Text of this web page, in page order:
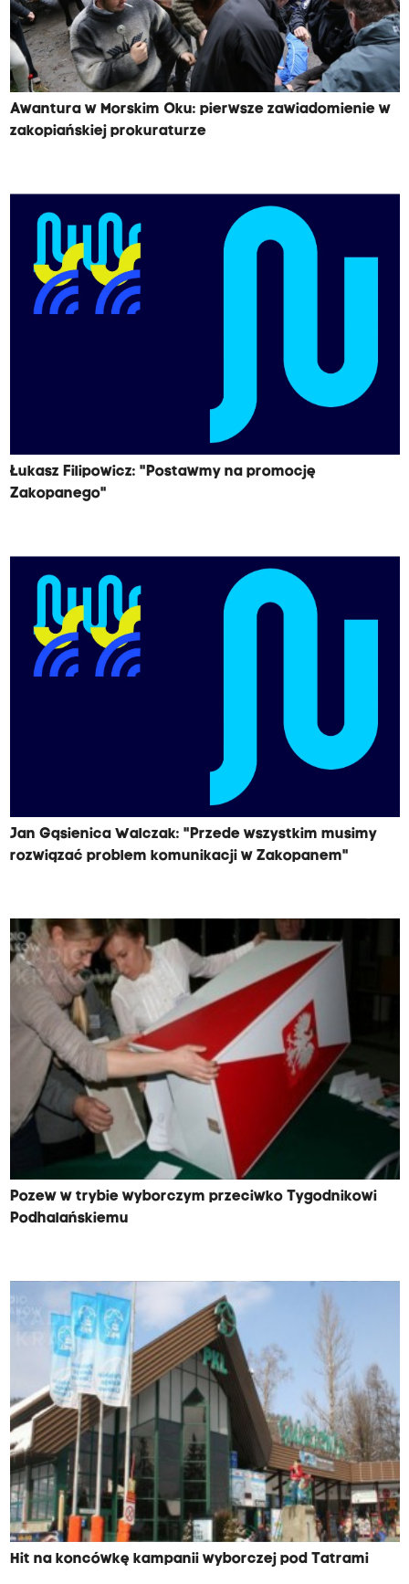
Awantura w Morskim Oku: pierwsze zawiadomienie w
zakopiańskiej prokuraturze
Łukasz Filipowicz: "Postawmy na promocję
Zakopanego"
Jan Gąsienica Walczak: "Przede wszystkim musimy
rozwiązać problem komunikacji w Zakopanem"
Pozew w trybie wyborczym przeciwko Tygodnikowi
Podhalańskiemu
Hit na koncówkę kampanii wyborczej pod Tatrami